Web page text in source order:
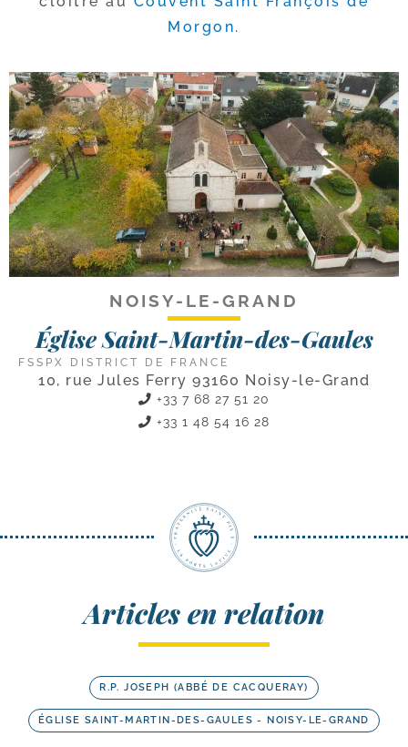
Morgon.
NOISY-LE-GRAND
Église Saint-Martin-des-Gaules
FSSPX DISTRICT DE FRANCE
10, rue Jules Ferry 93160 Noisy-le-Grand
+33 7 68 27 51 20
+33 1 48 54 16 28
Articles en relation
R.P. JOSEPH (ABBÉ DE CACQUERAY)
ÉGLISE SAINT-MARTIN-DES-GAULES - NOISY-LE-GRAND